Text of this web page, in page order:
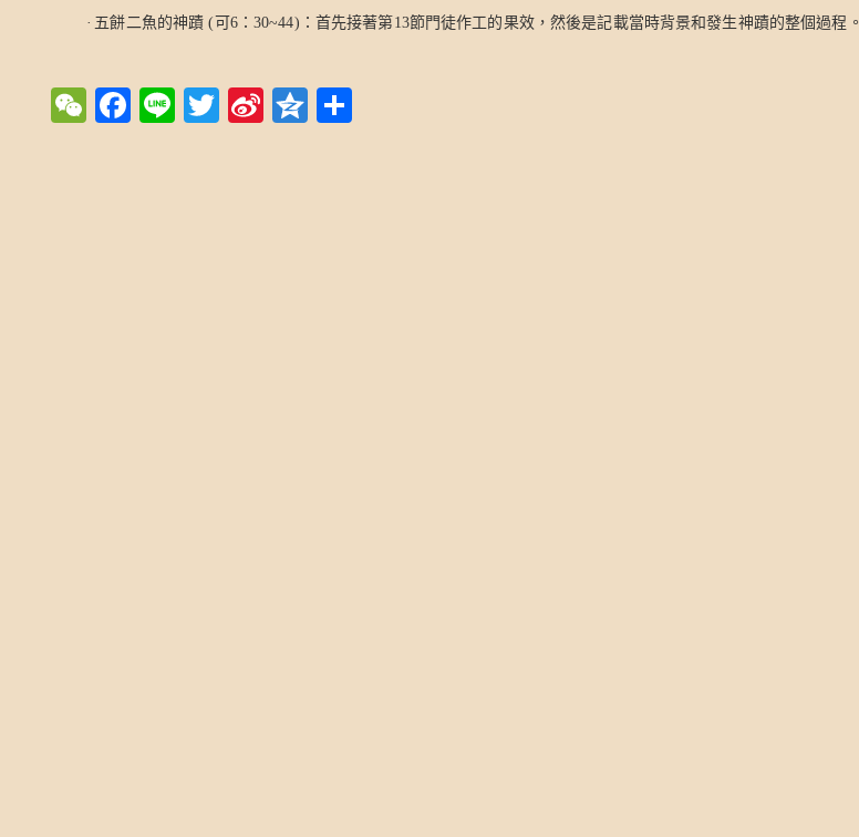
· 五餅二魚的神蹟 ( 可 6： 30~44) ：首先接著第 13節門徒作工的果效，然後是記載當時背景和發生神蹟的整個過程。
WeChat
Facebook
LineTwitterSinaQzone